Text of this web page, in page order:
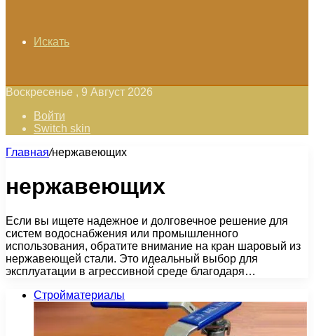
Искать
Воскресенье , 9 Август 2026
Войти
Switch skin
Главная/нержавеющих
нержавеющих
Если вы ищете надежное и долговечное решение для
систем водоснабжения или промышленного
использования, обратите внимание на кран шаровый из
нержавеющей стали. Это идеальный выбор для
эксплуатации в агрессивной среде благодаря…
Стройматериалы